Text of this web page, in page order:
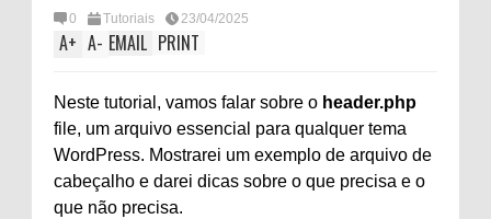
0 Tutoriais 23/04/2025
A+ A- EMAIL PRINT
Neste tutorial, vamos falar sobre o header.php
file, um arquivo essencial para qualquer tema
WordPress. Mostrarei um exemplo de arquivo de
cabeçalho e darei dicas sobre o que precisa e o
que não precisa.